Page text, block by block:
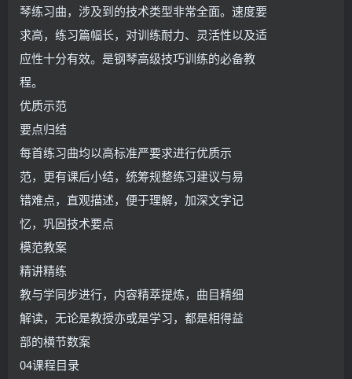
琴练习曲，涉及到的技术类型非常全面。速度要
求高，练习篇幅长，对训练耐力、灵活性以及适
应性十分有效。是钢琴高级技巧训练的必备教
程。
优质示范
要点归结
每首练习曲均以高标准严要求进行优质示
范，更有课后小结，统筹规整练习建议与易
错难点，直观描述，便于理解，加深文字记
忆，巩固技术要点
模范教案
精讲精练
教与学同步进行，内容精萃提炼，曲目精细
解读，无论是教授亦或是学习，都是相得益
部的横节数案
04课程目录